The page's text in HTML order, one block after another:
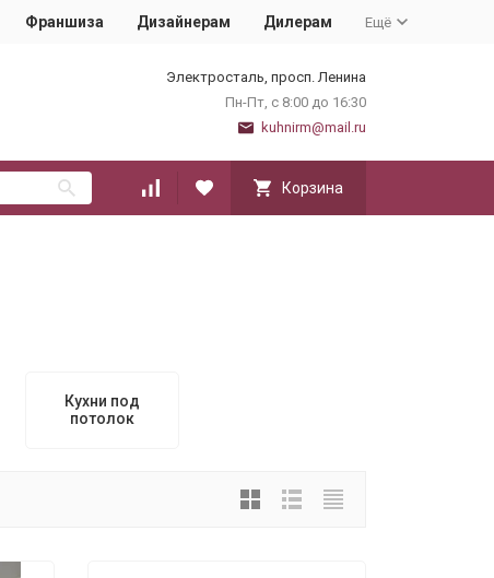
Франшиза Дизайнерам Дилерам Ещё
Электросталь, просп. Ленина
Пн-Пт, с 8:00 до 16:30
kuhnirm@mail.ru
Корзина
Кухни под
потолок